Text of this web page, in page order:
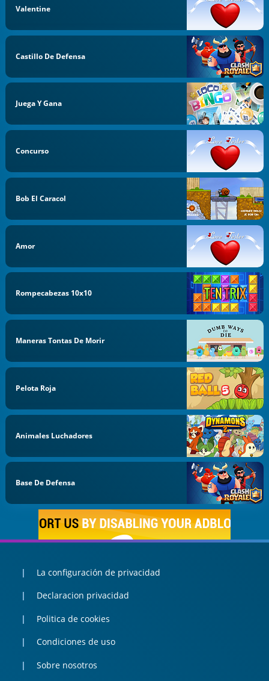
Valentine
Castillo De Defensa
Juega Y Gana
Concurso
Bob El Caracol
Amor
Rompecabezas 10x10
Maneras Tontas De Morir
Pelota Roja
Animales Luchadores
Base De Defensa
La configuración de privacidad
Declaracion privacidad
Politica de cookies
Condiciones de uso
Sobre nosotros